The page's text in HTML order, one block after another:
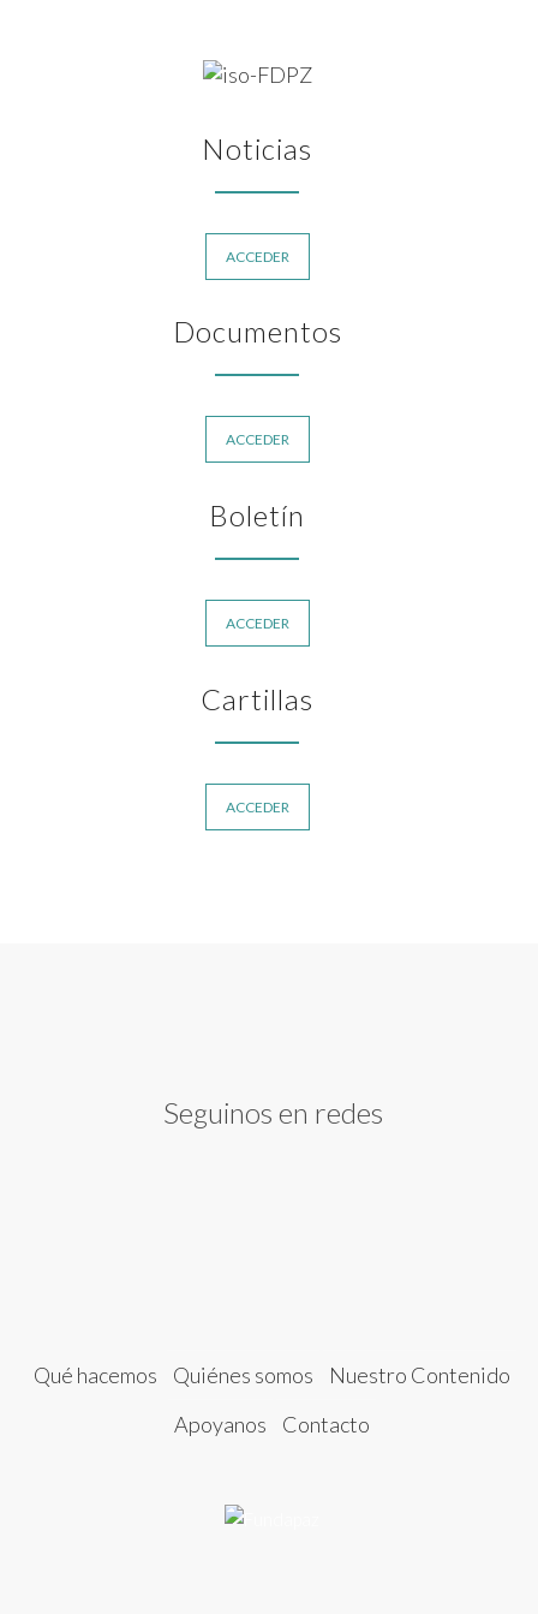
Noticias
ACCEDER
Documentos
ACCEDER
Boletín
ACCEDER
Cartillas
ACCEDER
Seguinos en redes
Qué hacemos Quiénes somos
Nuestro Contenido
Apoyanos
Contacto